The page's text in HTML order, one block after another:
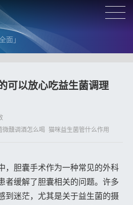
面」
可以放心吃益生菌调理
微醺调酒怎么喝 猫咪益生菌管什么作用
，胆囊手术作为一种常见的外科
者缓解了胆囊相关的问题。许多
到迷茫，尤其是关于益生菌的摄